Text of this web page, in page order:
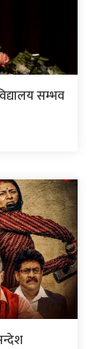
सम्भव